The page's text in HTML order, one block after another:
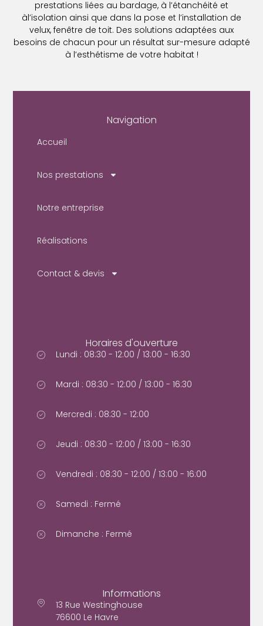
prestations liées au bardage, à l’étanchéité et
àl’isolation ainsi que dans la pose et l’installation de
velux, fenêtre de toit. Des solutions adaptées aux
besoins de chacun pour un résultat sur-mesure adapté
à l’esthétisme de votre habitat !
Navigation
Accueil
Nos prestations
Notre entreprise
Réalisations
Contact & devis
Horaires d'ouverture
Lundi : 08:30 - 12:00 / 13:00 - 16:30
Mardi : 08:30 - 12:00 / 13:00 - 16:30
Mercredi : 08:30 - 12:00
Jeudi : 08:30 - 12:00 / 13:00 - 16:30
Vendredi : 08:30 - 12:00 / 13:00 - 16:00
Samedi : Fermé
Dimanche : Fermé
Informations
13 Rue Westinghouse
76600 Le Havre